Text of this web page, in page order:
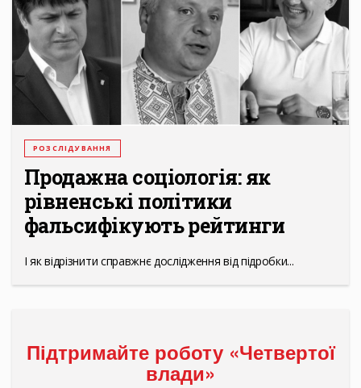
РОЗСЛІДУВАННЯ
Продажна соціологія: як
рівненські політики
фальсифікують рейтинги
І як відрізнити справжнє дослідження від підробки...
Підтримайте роботу «Четвертої
влади»